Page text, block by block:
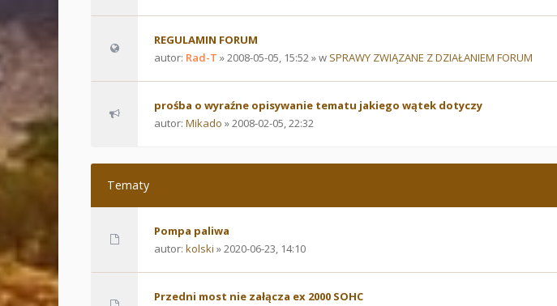
REGULAMIN FORUM
autor: Rad-T » 2008-05-05, 15:52 » w SPRAWY ZWIĄZANE Z DZIAŁANIEM FORUM
prośba o wyraźne opisywanie tematu jakiego wątek dotyczy
autor: Mikado » 2008-02-05, 22:32
Tematy
Pompa paliwa
autor: kolski » 2020-06-23, 14:10
Przedni most nie załącza ex 2000 SOHC